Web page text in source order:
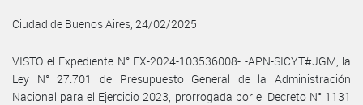
Ciudad de Buenos Aires, 24/02/2025
VISTO el Expediente N° EX-2024-103536008- -APN-SICYT#JGM, la
Ley N° 27.701 de Presupuesto General de la Administración
Nacional para el Ejercicio 2023, prorrogada por el Decreto N° 1131